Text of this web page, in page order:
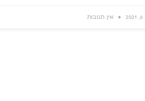
אין תגובות